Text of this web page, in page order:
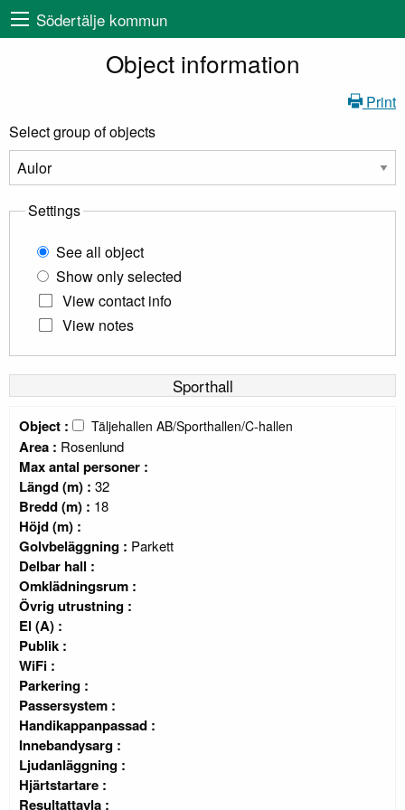
Södertälje kommun
Object information
Print
Select group of objects
Settings
See all object
Show only selected
View contact info
View notes
Sporthall
Object : Täljehallen AB/Sporthallen/C-hallen
Area : Rosenlund
Max antal personer :
Längd (m) : 32
Bredd (m) : 18
Höjd (m) :
Golvbeläggning : Parkett
Delbar hall :
Omklädningsrum :
Övrig utrustning :
El (A) :
Publik :
WiFi :
Parkering :
Passersystem :
Handikappanpassad :
Innebandysarg :
Ljudanläggning :
Hjärtstartare :
Resultattavla :